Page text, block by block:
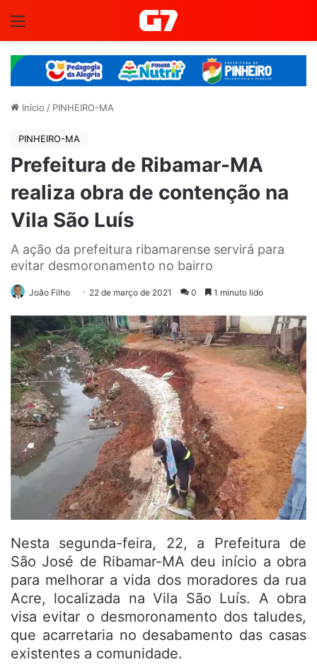
Início / PINHEIRO-MA
PINHEIRO-MA
Prefeitura de Ribamar-MA
realiza obra de contenção na
Vila São Luís
A ação da prefeitura ribamarense servirá para
evitar desmoronamento no bairro
João Filho 22 de março de 2021 0 1 minuto lido
Nesta segunda-feira, 22, a Prefeitura de
São José de Ribamar-MA deu início a obra
para melhorar a vida dos moradores da rua
Acre, localizada na Vila São Luís. A obra
visa evitar o desmoronamento dos taludes,
que acarretaria no desabamento das casas
existentes a comunidade.